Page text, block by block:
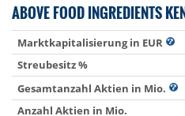
ABOVE FOOD INGREDIENTS
Marktkapitalisierung in EUR
Streubesitz %
Gesamtanzahl Aktien in Mio.
Anzahl Aktien in Mio.